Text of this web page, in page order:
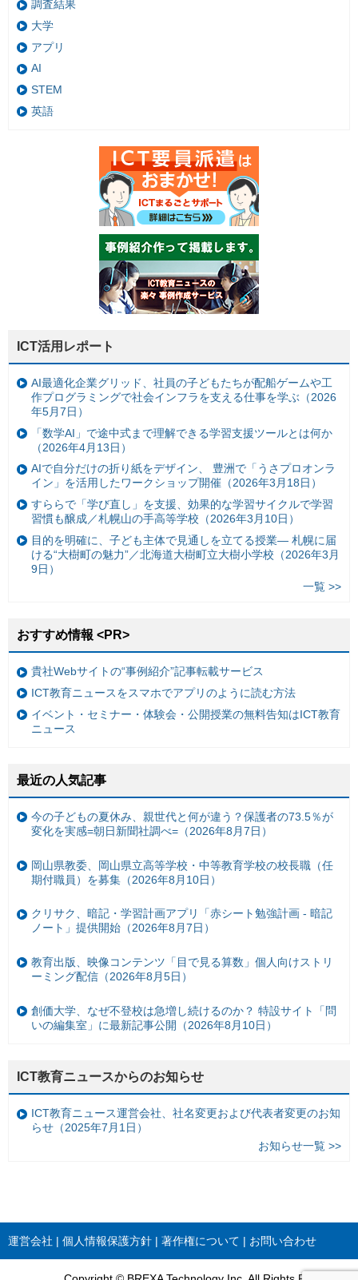
調査結果
大学
アプリ
AI
STEM
英語
ICT活用レポート
AI最適化企業グリッド、社員の子どもたちが配船ゲームや工
作プログラミングで社会インフラを支える仕事を学ぶ（2026
年5月7日）
「数学AI」で途中式まで理解できる学習支援ツールとは何か
（2026年4月13日）
AIで自分だけの折り紙をデザイン、 豊洲で「うさプロオンラ
イン」を活用したワークショップ開催（2026年3月18日）
すららで「学び直し」を支援、効果的な学習サイクルで学習
習慣も醸成／札幌山の手高等学校（2026年3月10日）
目的を明確に、子ども主体で見通しを立てる授業— 札幌に届
ける“大樹町の魅力”／北海道大樹町立大樹小学校（2026年3月
9日）
一覧 >>
おすすめ情報 <PR>
貴社Webサイトの“事例紹介”記事転載サービス
ICT教育ニュースをスマホでアプリのように読む方法
イベント・セミナー・体験会・公開授業の無料告知はICT教育
ニュース
最近の人気記事
今の子どもの夏休み、親世代と何が違う？保護者の73.5％が
変化を実感=朝日新聞社調べ=（2026年8月7日）
岡山県教委、岡山県立高等学校・中等教育学校の校長職（任
期付職員）を募集（2026年8月10日）
クリサク、暗記・学習計画アプリ「赤シート勉強計画 - 暗記
ノート」提供開始（2026年8月7日）
教育出版、映像コンテンツ「目で見る算数」個人向けストリ
ーミング配信（2026年8月5日）
創価大学、なぜ不登校は急増し続けるのか？ 特設サイト「問
いの編集室」に最新記事公開（2026年8月10日）
ICT教育ニュースからのお知らせ
ICT教育ニュース運営会社、社名変更および代表者変更のお知
らせ（2025年7月1日）
お知らせ一覧 >>
運営会社 個人情報保護方針 著作権について お問い合わせ